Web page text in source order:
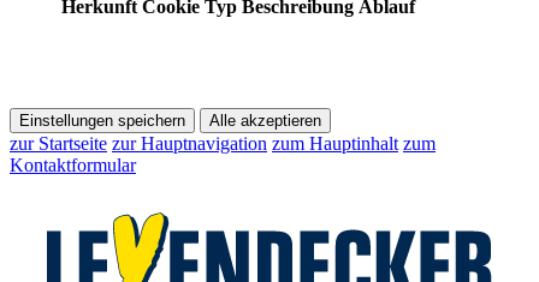
Herkunft Cookie Typ Beschreibung Ablauf
Einstellungen speichern Alle akzeptieren
zur Startseite zur Hauptnavigation zum Hauptinhalt zum
Kontaktformular